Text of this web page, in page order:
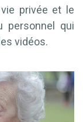
privée et le
personnel qui
vidéos.